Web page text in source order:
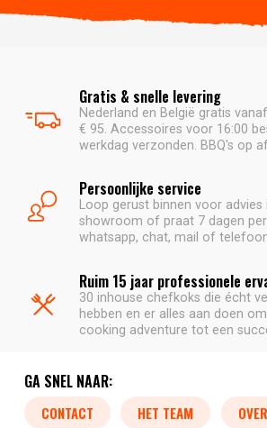
Gratis & snelle levering
Nederland en België gratis
€ 95. Accessoires voor 16:00
werkdag verzonden. BBQ's op
Persoonlijke service
Loop gerust binnen voor
showroom of praat 7 dagen
whatsapp, chat, mail of
Ruim 15 jaar professionele
30 inhouse chefkoks die écht
hebben en er alles aan doen
cooking adventure tot een
GA SNEL NAAR:
CONTACT HET TEAM